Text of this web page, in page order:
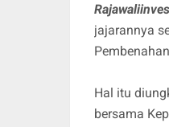
jajarannya
Hal itu
bersama